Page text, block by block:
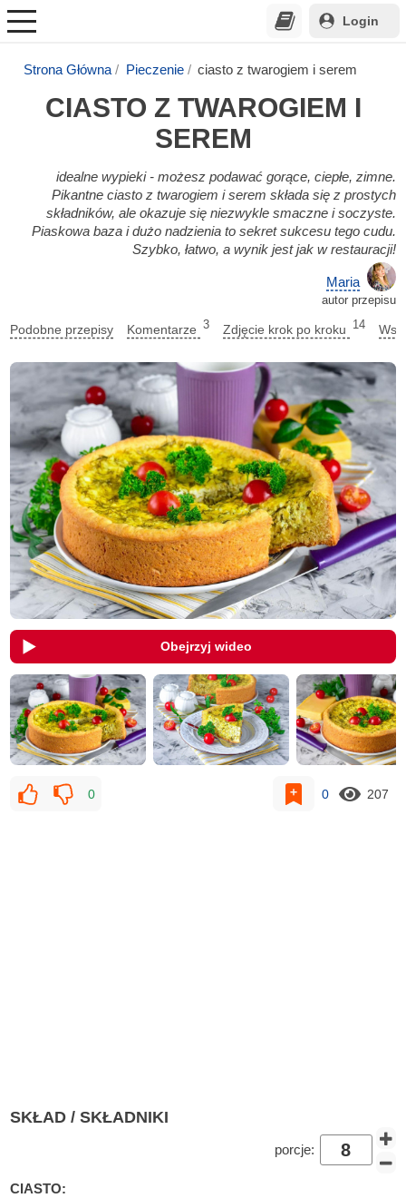
Login
Strona Główna Pieczenie ciasto z twarogiem i serem
CIASTO Z TWAROGIEM I
SEREM
idealne wypieki - możesz podawać gorące, ciepłe, zimne.
Pikantne ciasto z twarogiem i serem składa się z prostych
składników, ale okazuje się niezwykle smaczne i soczyste.
Piaskowa baza i dużo nadzienia to sekret sukcesu tego cudu.
Szybko, łatwo, a wynik jest jak w restauracji!
Maria
autor przepisu
Podobne przepisy Komentarze 3 Zdjęcie krok po kroku 14
Obejrzyj wideo
0 0 207
SKŁAD / SKŁADNIKI
porcje:
CIASTO: